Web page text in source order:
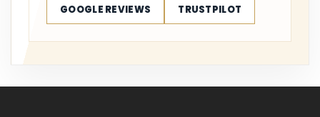
GOOGLE REVIEWS TRUSTPILOT